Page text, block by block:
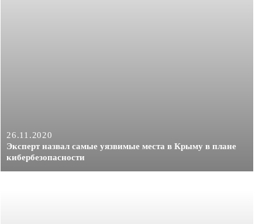
26.11.2020
Эксперт назвал самые уязвимые места в Крыму в плане
кибербезопасности